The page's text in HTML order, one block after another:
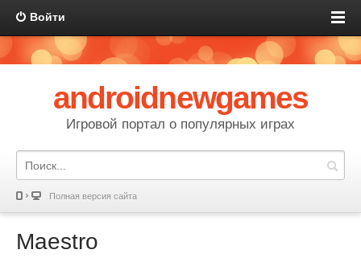
Войти
androidnewgames
Игровой портал о популярных играх
Полная версия сайта
Maestro